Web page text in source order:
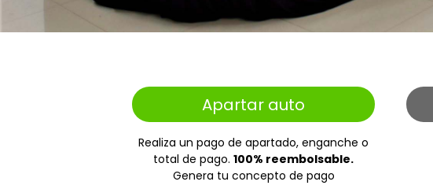
Apartar auto
Realiza un pago de apartado, enganche o
total de pago.100% reembolsable.
Genera tu concepto de pago